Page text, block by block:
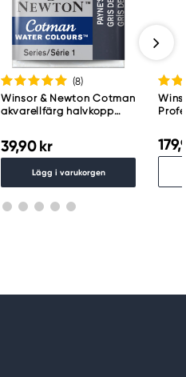
(8)
Winsor & Newton Cotman
akvarellfärg halvkopp
39,90 kr
Lägg i varukorgen